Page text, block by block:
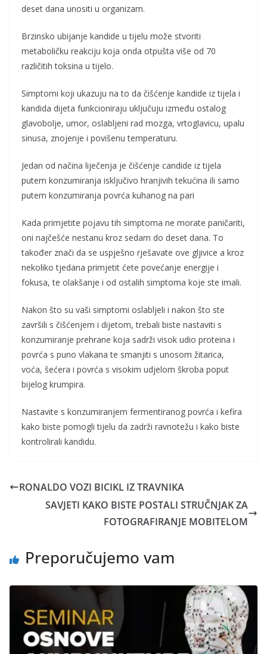
deset dana unositi u organizam.
Brzinsko ubijanje kandide u tijelu može stvoriti
metaboličku reakciju koja onda otpušta više od 70
različitih toksina u tijelo.
Simptomi koji ukazuju na to da čišćenje kandide iz tijela i
kandida dijeta funkcioniraju uključuju između ostalog
glavobolje, umor, oslabljeni rad mozga, vrtoglavicu, upalu
sinusa, znojenje i povišenu temperaturu.
Jedan od načina liječenja je čišćenje candide iz tijela
putem konzumiranja isključivo hranjivih tekućina ili samo
putem konzumiranja povrća kuhanog na pari
Kada primjetite pojavu tih simptoma ne morate paničariti,
oni najčešće nestanu kroz sedam do deset dana. To
također znači da se uspješno rješavate ove gljivice a kroz
nekoliko tjedana primjetit ćete povećanje energije i
fokusa, te olakšanje i od ostalih simptoma koje ste imali.
Nakon što su vaši simptomi oslabljeli i nakon što ste
završili s čišćenjem i dijetom, trebali biste nastaviti s
konzumiranje prehrane koja sadrži visok udio proteina i
povrća s puno vlakana te smanjiti s unosom žitarica,
voća, šećera i povrća s visokim udjelom škroba poput
bijelog krumpira.
Nastavite s konzumiranjem fermentiranog povrća i kefira
kako biste pomogli tijelu da zadrži ravnotežu i kako biste
kontrolirali kandidu.
RONALDO VOZI BICIKL IZ TRAVNIKA
SAVJETI KAKO BISTE POSTALI STRUČNJAK ZA
FOTOGRAFIRANJE MOBITELOM
Preporučujemo vam